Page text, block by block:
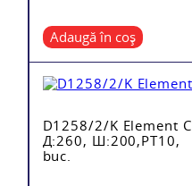
Adaugă în coș
D1258/2/K Element C
Д:260, Ш:200,PT10,
buc.
Total